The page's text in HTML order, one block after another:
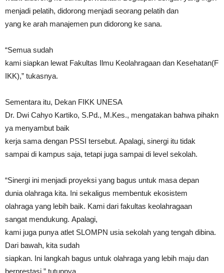
menjadi pelatih, didorong menjadi seorang pelatih dan
yang ke arah manajemen pun didorong ke sana.
“Semua sudah
kami siapkan lewat Fakultas Ilmu Keolahragaan dan Kesehatan(F
IKK),” tukasnya.
Sementara itu, Dekan FIKK UNESA
Dr. Dwi Cahyo Kartiko, S.Pd., M.Kes., mengatakan bahwa pihakn
ya menyambut baik
kerja sama dengan PSSI tersebut. Apalagi, sinergi itu tidak
sampai di kampus saja, tetapi juga sampai di level sekolah.
“Sinergi ini menjadi proyeksi yang bagus untuk masa depan
dunia olahraga kita. Ini sekaligus membentuk ekosistem
olahraga yang lebih baik. Kami dari fakultas keolahragaan
sangat mendukung. Apalagi,
kami juga punya atlet SLOMPN usia sekolah yang tengah dibina.
Dari bawah, kita sudah
siapkan. Ini langkah bagus untuk olahraga yang lebih maju dan
berprestasi,” tutupnya.